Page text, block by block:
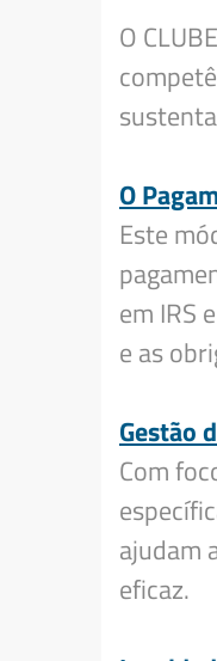
O
O
Este
em IRS
e as
Gestão
Com
ajudam
eficaz.